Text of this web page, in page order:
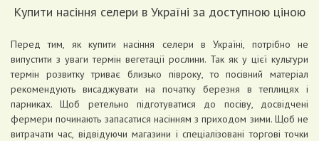
Купити насіння селери в Україні за доступною ціною
Перед тим, як купити насіння селери в Україні, потрібно не
випустити з уваги термін вегетації рослини. Так як у цієї культури
термін розвитку триває близько півроку, то посівний матеріал
рекомендують висаджувати на початку березня в теплицях і
парниках. Щоб ретельно підготуватися до посіву, досвідчені
фермери починають запасатися насінням з приходом зими. Щоб не
витрачати час, відвідуючи магазини і спеціалізовані торгові точки